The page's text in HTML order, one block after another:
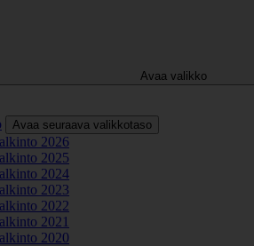
Avaa valikko
Avaa seuraava valikkotaso
2026
2025
2024
2023
2022
2021
2020